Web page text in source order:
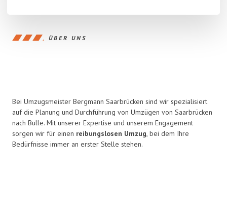
ÜBER UNS
Bei Umzugsmeister Bergmann Saarbrücken sind wir spezialisiert
auf die Planung und Durchführung von Umzügen von Saarbrücken
nach Bulle. Mit unserer Expertise und unserem Engagement
sorgen wir für einen reibungslosen Umzug, bei dem Ihre
Bedürfnisse immer an erster Stelle stehen.